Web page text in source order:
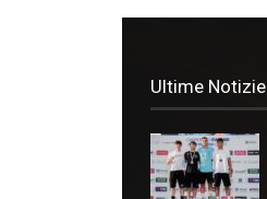
Ultime Notizie